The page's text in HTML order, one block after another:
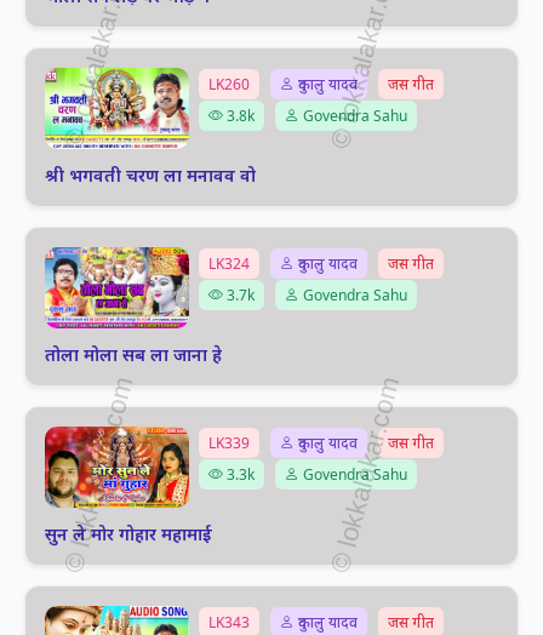
LK260 दुकालु यादव
जस गीत
3.8k
Govendra Sahu
श्री भगवती चरण ला मनावव वो
LK324 दुकालु यादव
जस गीत
3.7k
Govendra Sahu
तोला मोला सब ला जाना हे
LK339 दुकालु यादव
जस गीत
3.3k
Govendra Sahu
सुन ले मोर गोहार महामाई
LK343 दुकालु यादव
जस गीत